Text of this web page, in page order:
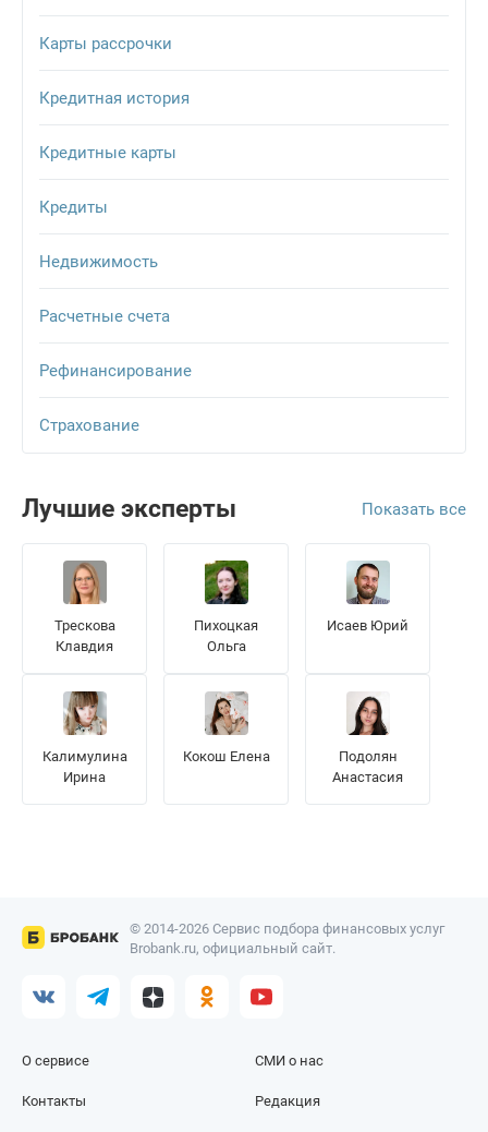
Карты рассрочки
Кредитная история
Кредитные карты
Кредиты
Недвижимость
Расчетные счета
Рефинансирование
Страхование
Лучшие эксперты Показать все
Трескова
Клавдия
Пихоцкая
Ольга
Исаев Юрий
Калимулина
Ирина
Кокош Елена
Подолян
Анастасия
© 2014-2026 Сервис подбора финансовых услуг
Brobank.ru, официальный сайт.
О сервисе
Контакты
СМИ о нас
Редакция